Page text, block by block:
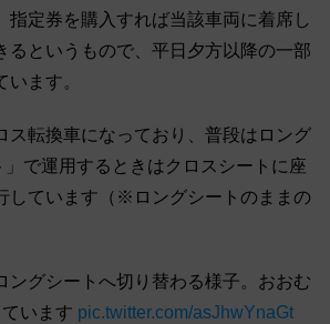
指定券を購入すれば当該車両に着席し
るというもので、平日夕方以降の一部
ます。
ス転換車になっており、普段はロング
」で運用するときはクロスシートに座
しています（※ロングシートのままの
ングシートへ切り替わる様子。おおむ
います pic.twitter.com/asJhwYnaGt